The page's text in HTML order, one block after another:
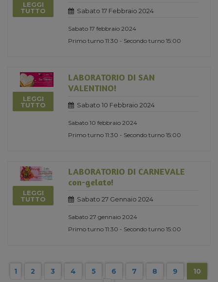
LEGGI
TUTTO
Sabato 17 Febbraio 2024
Sabato 17 febbraio 2024
Primo turno 11:30 - Secondo turno 15:00
LEGGI
TUTTO
LABORATORIO DI SAN
VALENTINO!
Sabato 10 Febbraio 2024
Sabato 10 febbraio 2024
Primo turno 11:30 - Secondo turno 15:00
LEGGI
TUTTO
LABORATORIO DI CARNEVALE
con-gelato!
Sabato 27 Gennaio 2024
Sabato 27 gennaio 2024
Primo turno 11:30 - Secondo turno 15:00
1 2 3 4 5 6 7 8 9 10